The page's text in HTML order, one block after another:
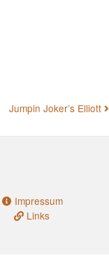
Jumpin Joker’s Elliott
Impressum
Links